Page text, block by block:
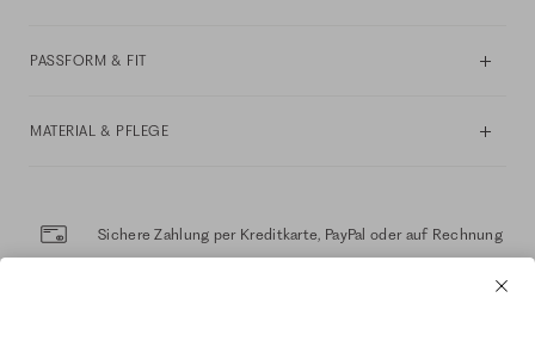
PASSFORM & FIT
MATERIAL & PFLEGE
Sichere Zahlung per Kreditkarte, PayPal oder auf Rechnung